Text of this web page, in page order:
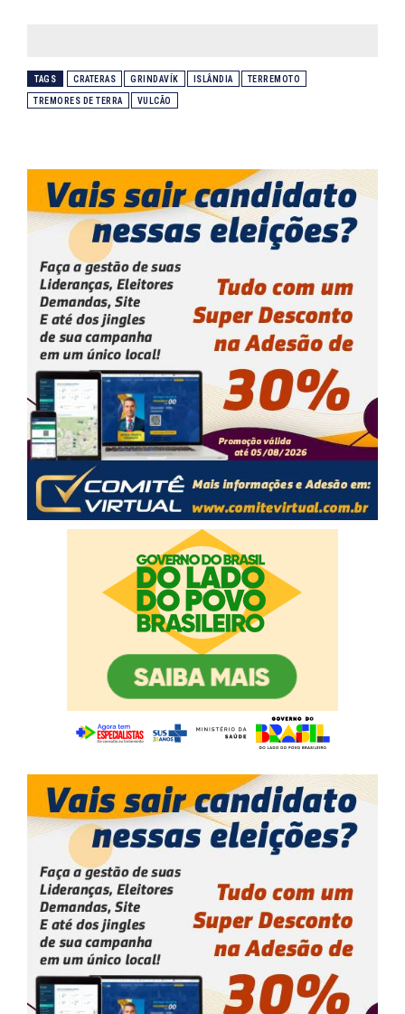
TAGS CRATERAS GRINDA­VÍK ISLÂNDIA TERREMOTO
TREMORES DE TERRA VULCÃO